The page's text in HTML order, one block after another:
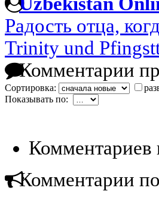
Радость отца,
Trinity und
Комментарии
Сортировка:
Показывать по:
Комментариев
Комментарии